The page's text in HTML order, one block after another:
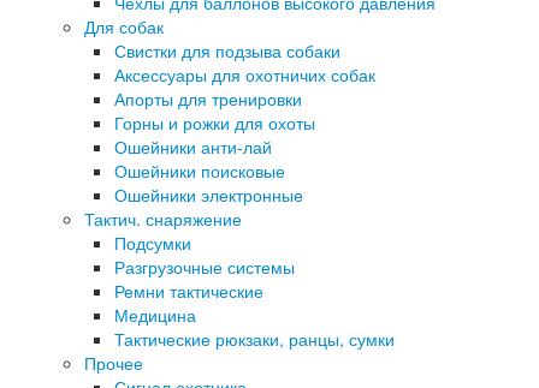
Для собак
Свистки для подзыва собаки
Аксессуары для охотничих собак
Апорты для тренировки
Горны и рожки для охоты
Ошейники анти-лай
Ошейники поисковые
Ошейники электронные
Тактич. снаряжение
Подсумки
Разгрузочные системы
Ремни тактические
Медицина
Тактические рюкзаки, ранцы, сумки
Прочее